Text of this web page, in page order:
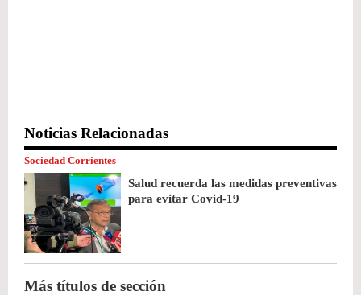
Noticias Relacionadas
Sociedad Corrientes
Salud recuerda las medidas preventivas
para evitar Covid-19
Más títulos de sección